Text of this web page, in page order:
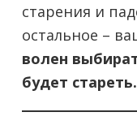
старения и
остальное –
волен
будет стареть.